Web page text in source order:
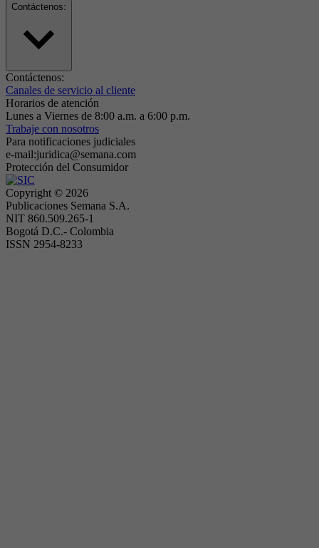
Contáctenos:
Contáctenos:
Canales de servicio al cliente
Horarios de atención
Lunes a Viernes de 8:00 a.m. a 6:00 p.m.
Trabaje con nosotros
Para notificaciones judiciales
e-mail:juridica@semana.com
Protección del Consumidor
Copyright © 2026
Publicaciones Semana S.A.
NIT 860.509.265-1
Bogotá D.C.- Colombia
ISSN 2954-8233